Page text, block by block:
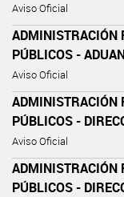
Aviso Oficial
ADMINISTRACIÓN
PÚBLICOS -
Aviso Oficial
ADMINISTRACIÓN
PÚBLICOS -
Aviso Oficial
ADMINISTRACIÓN
PÚBLICOS -